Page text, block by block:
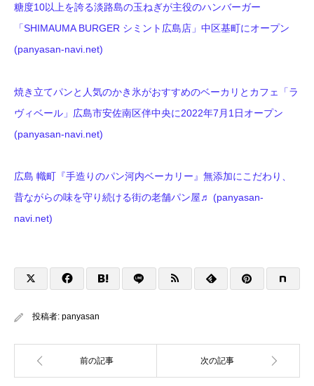
糖度10以上を誇る淡路島の玉ねぎが主役のハンバーガー
「SHIMAUMA BURGER シミント広島店」中区基町にオープン
(panyasan-navi.net)
焼き立てパンと人気のかき氷がおすすめのベーカリとカフェ「ラ
ヴィベール」広島市安佐南区伴中央に2022年7月1日オープン
(panyasan-navi.net)
広島 幟町『手造りのパン河内ベーカリー』無添加にこだわり、
昔ながらの味を守り続ける街の老舗パン屋♬ (panyasan-
navi.net)
投稿者: panyasan